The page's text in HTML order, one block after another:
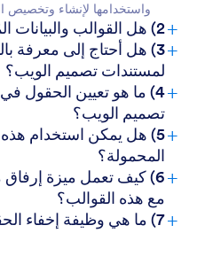
واستخدامها لإنشاء وتخصيص
+2) هل القوالب والبيانات المُرسلة آمنة؟
+
لمستندات تصميم الويب؟
+
تصميم الويب؟
+ 5) هل يمكن استخدام هذه
المحمولة؟
+
مع هذه القوالب؟
+7) ما هي وظيفة إخفاء الحقول الفارغة في القالب؟